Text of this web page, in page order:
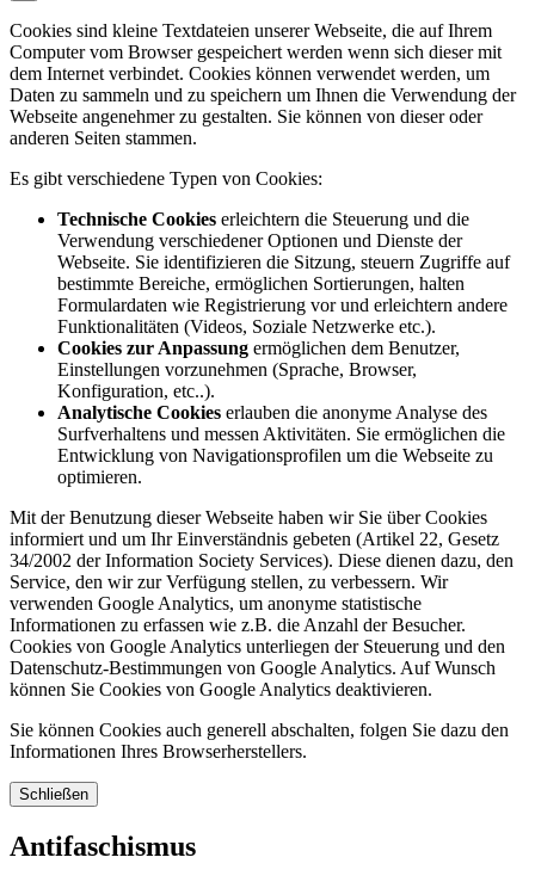
Cookies sind kleine Textdateien unserer Webseite, die auf Ihrem
Computer vom Browser gespeichert werden wenn sich dieser mit
dem Internet verbindet. Cookies können verwendet werden, um
Daten zu sammeln und zu speichern um Ihnen die Verwendung der
Webseite angenehmer zu gestalten. Sie können von dieser oder
anderen Seiten stammen.
Es gibt verschiedene Typen von Cookies:
Technische Cookies erleichtern die Steuerung und die
Verwendung verschiedener Optionen und Dienste der
Webseite. Sie identifizieren die Sitzung, steuern Zugriffe auf
bestimmte Bereiche, ermöglichen Sortierungen, halten
Formulardaten wie Registrierung vor und erleichtern andere
Funktionalitäten (Videos, Soziale Netzwerke etc.).
Cookies zur Anpassung ermöglichen dem Benutzer,
Einstellungen vorzunehmen (Sprache, Browser,
Konfiguration, etc..).
Analytische Cookies erlauben die anonyme Analyse des
Surfverhaltens und messen Aktivitäten. Sie ermöglichen die
Entwicklung von Navigationsprofilen um die Webseite zu
optimieren.
Mit der Benutzung dieser Webseite haben wir Sie über Cookies
informiert und um Ihr Einverständnis gebeten (Artikel 22, Gesetz
34/2002 der Information Society Services). Diese dienen dazu, den
Service, den wir zur Verfügung stellen, zu verbessern. Wir
verwenden Google Analytics, um anonyme statistische
Informationen zu erfassen wie z.B. die Anzahl der Besucher.
Cookies von Google Analytics unterliegen der Steuerung und den
Datenschutz-Bestimmungen von Google Analytics. Auf Wunsch
können Sie Cookies von Google Analytics deaktivieren.
Sie können Cookies auch generell abschalten, folgen Sie dazu den
Informationen Ihres Browserherstellers.
Schließen
Antifaschismus